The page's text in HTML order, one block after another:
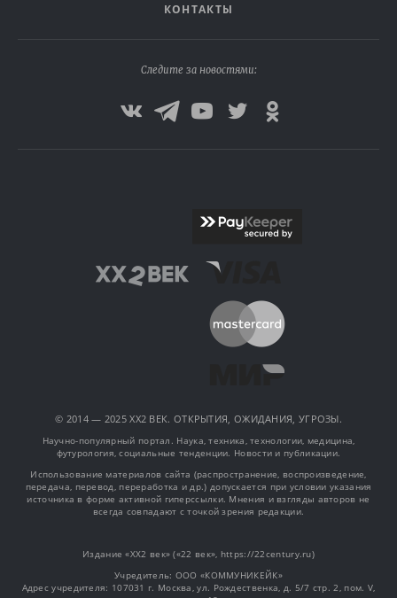
КОНТАКТЫ
Следите за новостями:
© 2014 — 2025 XX2 ВЕК. ОТКРЫТИЯ, ОЖИДАНИЯ, УГРОЗЫ.
Научно-популярный портал. Наука, техника, технологии, медицина,
футурология, социальные тенденции. Новости и публикации.
Использование материалов сайта (распространение, воспроизведение,
передача, перевод, переработка и др.) допускается при условии указания
источника в форме активной гиперссылки. Мнения и взгляды авторов не
всегда совпадают с точкой зрения редакции.
Издание «XX2 век» («22 век», https://22century.ru)
Учредитель: OOO «КОММУНИКЕЙК»
Адрес учредителя: 107031 г. Москва, ул. Рождественка, д. 5/7 стр. 2, пом. V,